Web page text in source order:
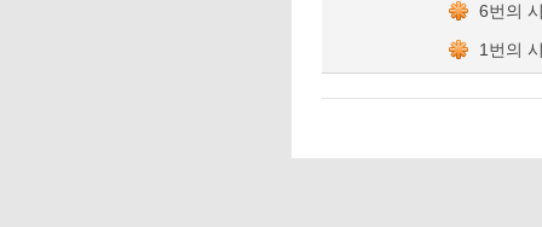
6번의
1번의